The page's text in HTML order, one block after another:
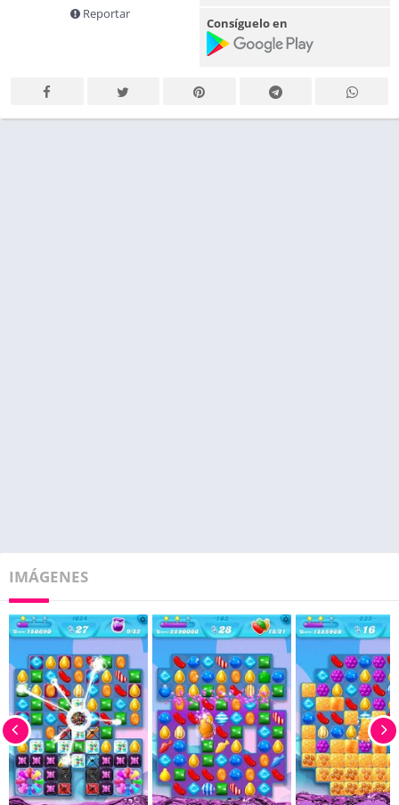
Reportar
Consíguelo en
IMÁGENES